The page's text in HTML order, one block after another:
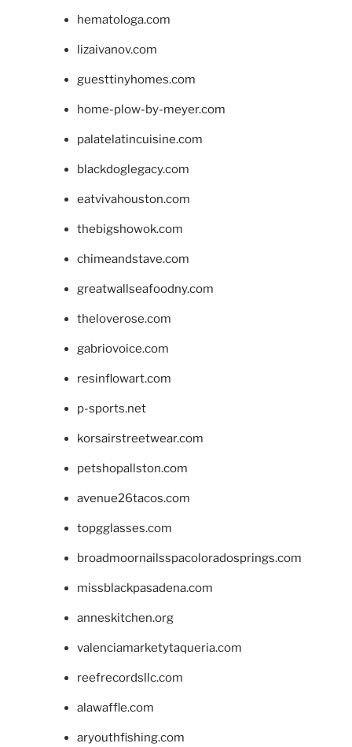
hematologa.com
lizaivanov.com
guesttinyhomes.com
home-plow-by-meyer.com
palatelatincuisine.com
blackdoglegacy.com
eatvivahouston.com
thebigshowok.com
chimeandstave.com
greatwallseafoodny.com
theloverose.com
gabriovoice.com
resinflowart.com
p-sports.net
korsairstreetwear.com
petshopallston.com
avenue26tacos.com
topgglasses.com
broadmoornailsspacoloradosprings.com
missblackpasadena.com
anneskitchen.org
valenciamarketytaqueria.com
reefrecordsllc.com
alawaffle.com
aryouthfishing.com